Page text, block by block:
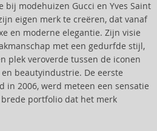
bij modehuizen Gucci en Yves Saint
eigen merk te creëren, dat vanaf
en moderne elegantie. Zijn visie
met een gedurfde stijl,
plek veroverde tussen de iconen
beautyindustrie. De eerste
in 2006, werd meteen een sensatie
portfolio dat het merk